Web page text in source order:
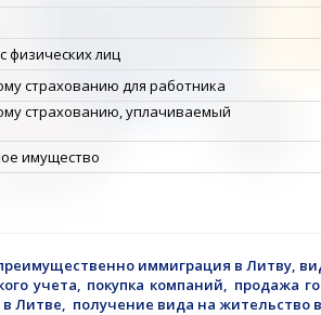
физических лиц
страхованию для работника
страхованию, уплачиваемый
имущество
иммиграция в Литву,
учета, покупка компаний, продажа
Литве, получение вида на жительство